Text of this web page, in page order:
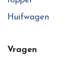
Huifwagen
Vragen